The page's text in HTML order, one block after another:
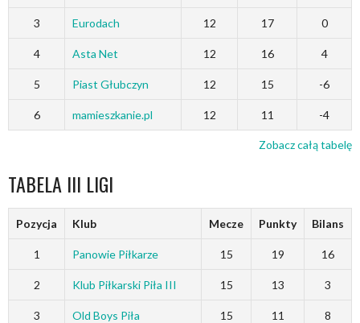
3 Eurodach 12 17 0
4 Asta Net 12 16 4
5 Piast Głubczyn 12 15 -6
6 mamieszkanie.pl 12 11 -4
Zobacz całą tabelę
TABELA III LIGI
Pozycja Klub Mecze Punkty Bilans
1 Panowie Piłkarze 15 19 16
2 Klub Piłkarski Piła III 15 13 3
3 Old Boys Piła 15 11 8